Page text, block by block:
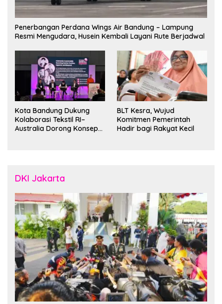
Penerbangan Perdana Wings Air Bandung – Lampung
Resmi Mengudara, Husein Kembali Layani Rute Berjadwal
Kota Bandung Dukung
Kolaborasi Tekstil RI–
Australia Dorong Konsep
BLT Kesra, Wujud
Komitmen Pemerintah
Hadir bagi Rakyat Kecil
DKI Jakarta